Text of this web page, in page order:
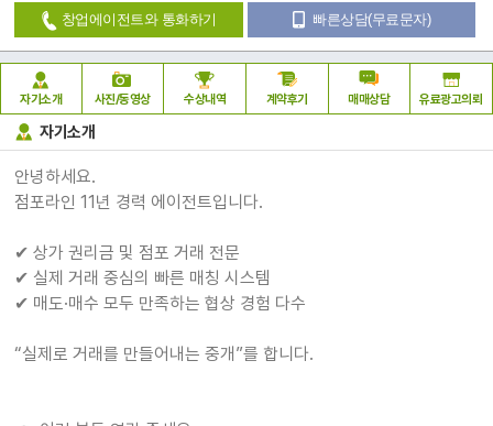
창업에이전트와 통화하기 빠른상담(무료문자)
자기소개 사진/동영상 수상내역 계약후기 매매상담 유료광고의뢰
자기소개
안녕하세요.
점포라인 11년 경력 에이전트입니다.
✔ 상가 권리금 및 점포 거래 전문
✔ 실제 거래 중심의 빠른 매칭 시스템
✔ 매도·매수 모두 만족하는 협상 경험 다수
“실제로 거래를 만들어내는 중개”를 합니다.